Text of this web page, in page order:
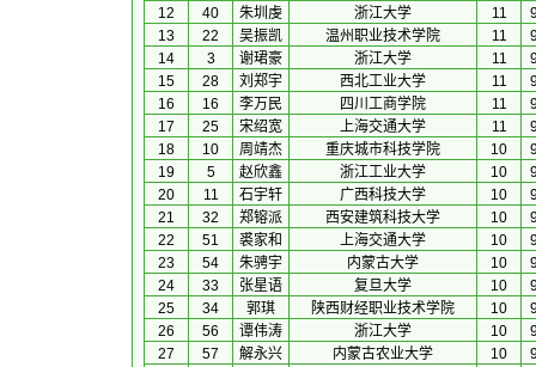
12
40 朱圳虔 浙江大学 11
13
22 吴振凯 温州职业技术学院 11
14
3 谢珺豪 浙江大学 11
15
28 刘郑宇 西北工业大学 11
16
16 李万民 四川工商学院 11
17
25 宋绍宽 上海交通大学 11
18
10 周靖杰 重庆城市科技学院 10
19
5 赵欣鑫 浙江工业大学 10
20
11 石宇轩 广西科技大学 10
21
32 郑镕派 西安建筑科技大学 10
22
51 裘家和 上海交通大学 10
23
54 朱骋宇 内蒙古大学 10
24
33 张星语 复旦大学 10
25
34 郭琪 陕西财经职业技术学院 10
26
56 谭伟涛 浙江大学 10
27
57 解永兴 内蒙古农业大学 10